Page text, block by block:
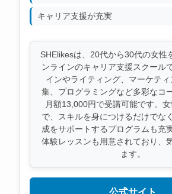
キャリア支援が充実
SHElikesは、20代から30代の女性
ンラインのキャリア支援スクール
インやライティング、マーケテ
集、プログラミングなど多彩なコ
月額13,000円で受講可能です。
で、スキルを身につけるだけでな
成をサポートするプログラムも充
体験レッスンも用意されており、
ます。
公式サイト